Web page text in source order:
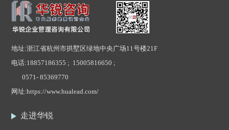
走进华锐
地址:浙江省杭州市拱墅区绿地中央广场11号楼21F
电话:18857186355 ; 15005816650 ;
0571- 85369770
网址:https://www.hualead.com/